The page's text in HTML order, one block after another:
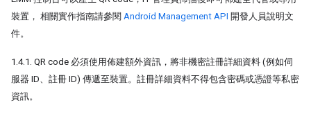
裝置， 相關實作指南請參閱 Android Management API 開發人員說明文
件。
1.4.1. QR code 必須使用佈建額外資訊，將非機密註冊詳細資料 (例如伺
服器 ID、註冊 ID) 傳遞至裝置。註冊詳細資料不得包含密碼或憑證等私密
資訊。